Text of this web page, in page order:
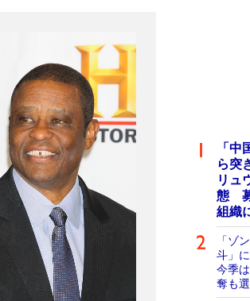
「
ら突
リュ
態 募
組織
「ゾ
斗」
今季
奪も